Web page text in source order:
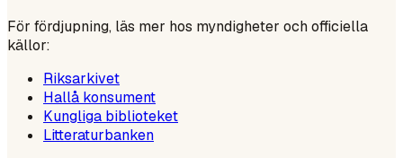
För fördjupning, läs mer hos myndigheter och officiella
källor:
Riksarkivet
Hallå konsument
Kungliga biblioteket
Litteraturbanken